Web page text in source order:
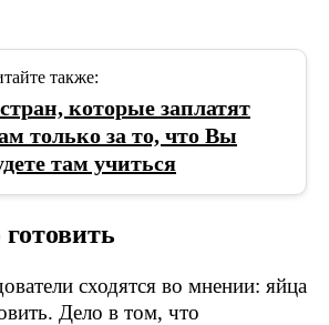
также:
которые заплатят
только за то, что Вы
там учиться
сходятся во мнении: яйца
Дело в том, что